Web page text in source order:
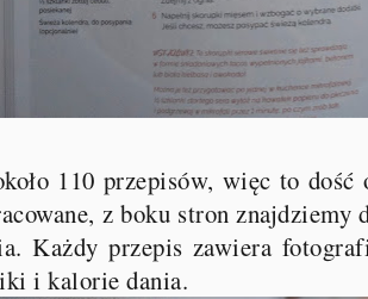
110 przepisów, więc to
z boku stron znajdziemy
Każdy przepis zawiera
i kalorie dania.